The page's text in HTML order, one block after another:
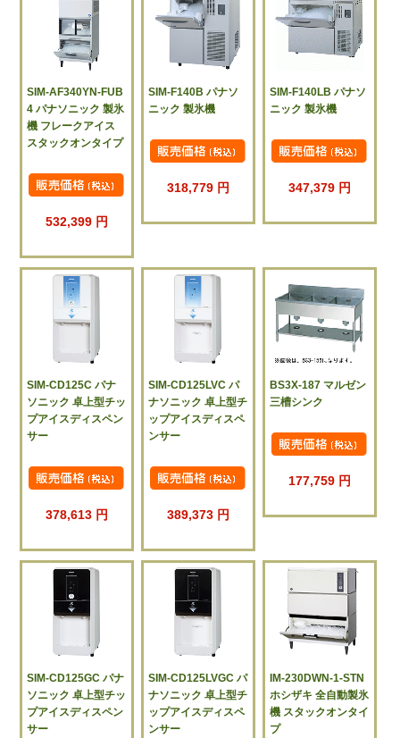
SIM-AF340YN-FUB
4 パナソニック 製氷
機 フレークアイス
スタックオンタイプ
532,399 円
SIM-F140B パナソ
ニック 製氷機
318,779 円
SIM-F140LB パナソ
ニック 製氷機
347,379 円
SIM-CD125C パナ
ソニック 卓上型チッ
プアイスディスペン
サー
378,613 円
SIM-CD125LVC パ
ナソニック 卓上型チ
ップアイスディスペ
ンサー
389,373 円
BS3X-187 マルゼン
三槽シンク
177,759 円
SIM-CD125GC パナ
ソニック 卓上型チッ
プアイスディスペン
サー
SIM-CD125LVGC パ
ナソニック 卓上型チ
ップアイスディスペ
ンサー
IM-230DWN-1-STN
ホシザキ 全自動製氷
機 スタックオンタイ
プ